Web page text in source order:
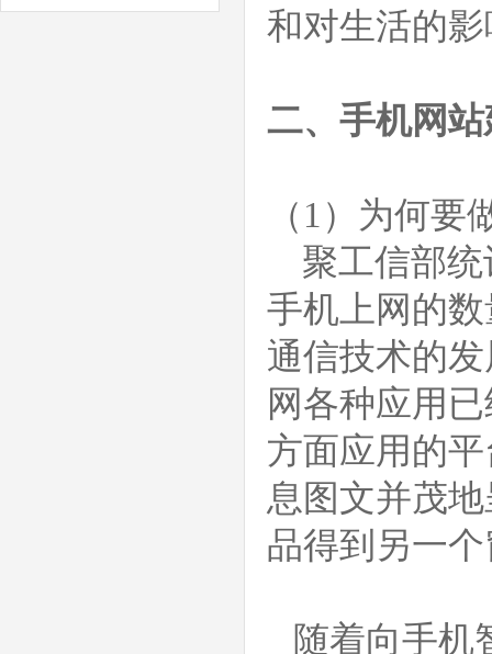
和对生活的
二、手机网
（1）为何要
聚工信部统
手机上网的
通信技术的
网各种应用
方面应用的
息图文并茂
品得到另一
随着向手机